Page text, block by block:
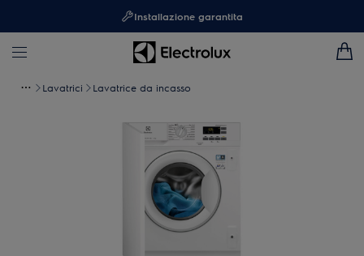
Installazione garantita
Lavatrici Lavatrice da incasso